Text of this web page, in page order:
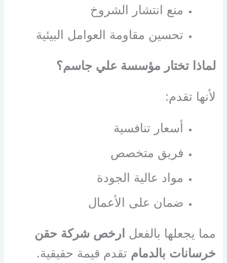
منع انتشار الشروخ
تحسين مقاومة العوامل البيئية
لماذا تختار مؤسسة علي جاسم؟
لأنها تقدم:
أسعار تنافسية
فريق متخصص
مواد عالية الجودة
ضمان على الأعمال
مما يجعلها بالفعل ارخص شركة حقن
خرسانات بالدمام تقدم قيمة حقيقية.